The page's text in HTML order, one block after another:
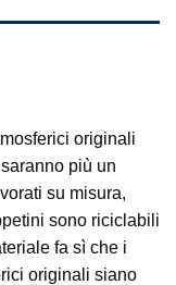
originali
più un
su misura,
sono riciclabili
fa sì che i
originali siano